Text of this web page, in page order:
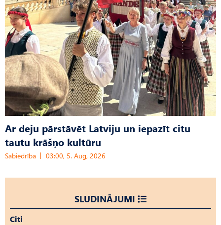
Ar deju pārstāvēt Latviju un iepazīt citu
tautu krāšņo kultūru
Sabiedrība 03:00, 5. Aug, 2026
SLUDINĀJUMI
Citi